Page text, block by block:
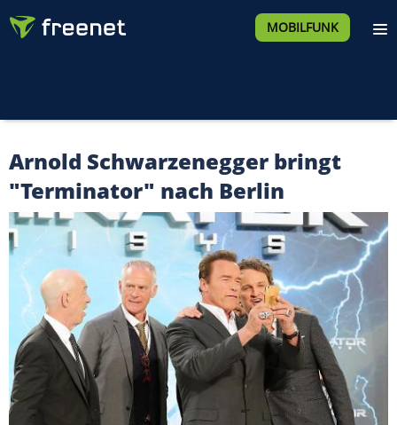
MOBILFUNK
Arnold Schwarzenegger bringt
"Terminator" nach Berlin